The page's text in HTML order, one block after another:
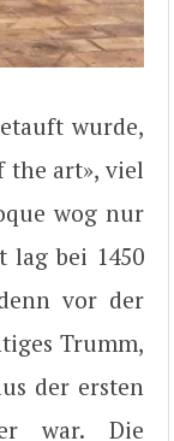
wurde,
the art», viel
wog nur
lag bei 1450
vor der
Trumm,
der ersten
war. Die